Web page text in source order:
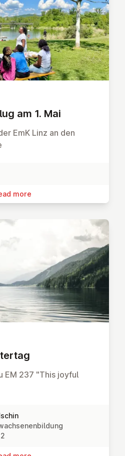
am 1. Mai
EmK Linz an den
more
EM 237 "This joyful